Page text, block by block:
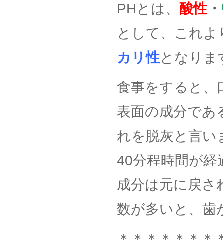
PHとは、 酸性 ・
として、これよ
カリ性となりま
食事をすると、
表面の成分であ
れを脱灰と言い
40分程時間が
成分は元に戻さ
数が多いと、歯
＊＊＊＊＊＊＊